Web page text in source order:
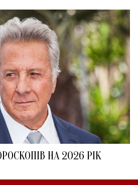
НА 2026 РІК